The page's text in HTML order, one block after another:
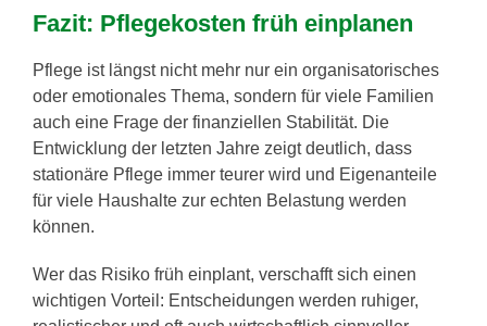
Fazit: Pflegekosten früh einplanen
Pflege ist längst nicht mehr nur ein organisatorisches
oder emotionales Thema, sondern für viele Familien
auch eine Frage der finanziellen Stabilität. Die
Entwicklung der letzten Jahre zeigt deutlich, dass
stationäre Pflege immer teurer wird und Eigenanteile
für viele Haushalte zur echten Belastung werden
können.
Wer das Risiko früh einplant, verschafft sich einen
wichtigen Vorteil: Entscheidungen werden ruhiger,